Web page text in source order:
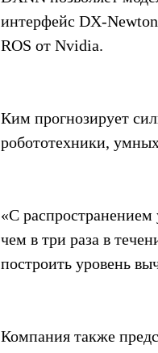
интерфейс DX-
ROS от Nvidia.
Ким прогнозирует
робототехники,
«С
чем в три раза в
построить уровень
Компания также